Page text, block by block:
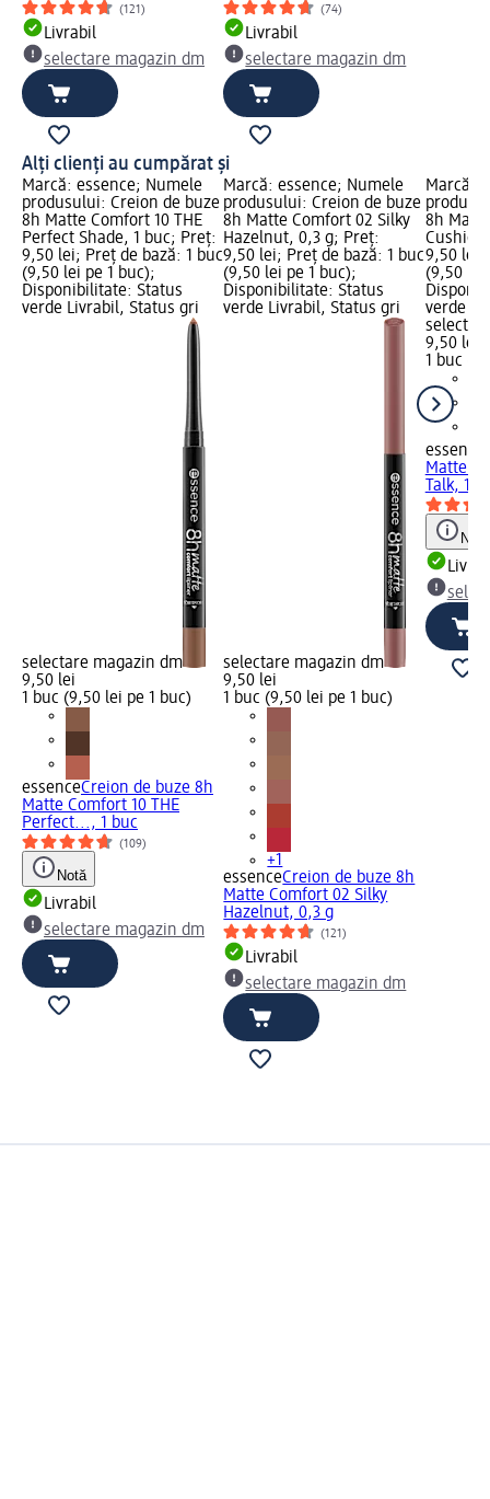
(121)
Livrabil
selectare magazin dm
(74)
Livrabil
selectare magazin dm
Alți clienți au cumpărat și
Marcă: essence; Numele
produsului: Creion de buze
8h Matte Comfort 10 THE
Perfect Shade, 1 buc; Preț:
9,50 lei; Preț de bază: 1 buc
(9,50 lei pe 1 buc);
Disponibilitate: Status
verde Livrabil, Status gri
selectare magazin dm
9,50 lei
1 buc (9,50 lei pe 1 buc)
essenceCreion de buze 8h
Matte Comfort 10 THE
Perfect..., 1 buc
(109)
Notă
Livrabil
selectare magazin dm
Marcă: essence; Numele
produsului: Creion de buze
8h Matte Comfort 02 Silky
Hazelnut, 0,3 g; Preț:
9,50 lei; Preț de bază: 1 buc
(9,50 lei pe 1 buc);
Disponibilitate: Status
verde Livrabil, Status gri
selectare magazin dm
9,50 lei
1 buc (9,50 lei pe 1 buc)
+1
essenceCreion de buze 8h
Matte Comfort 02 Silky
Hazelnut, 0,3 g
(121)
Livrabil
selectare magazin dm
Marcă:
8h
Cushion
9,50 lei;
(9,50 lei
verde
9,50 lei
1 buc
essence
Matte
Talk, 1
Notă